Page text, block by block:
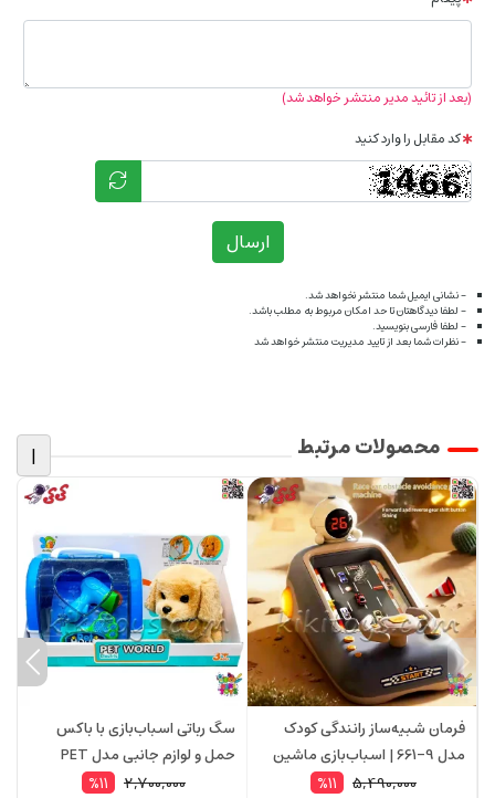
(بعد از تائید مدیر منتشر خواهد شد)
کد مقابل را وارد کنید
ارسال
- نشانی ایمیل شما منتشر نخواهد شد.
- لطفا دیدگاهتان تا حد امکان مربوط به مطلب باشد.
- لطفا فارسی بنویسید.
- نظرات شما بعد از تایید مدیریت منتشر خواهد شد
محصولات مرتبط |
فرمان شبیه‌ساز رانندگی کودک
مدل 9-661 | اسباب‌بازی ماشین
موزیکال با چراغ، حرکت جلو و عقب
5,490,000
%11
سگ رباتی اسباب‌بازی با باکس
حمل و لوازم جانبی مدل PET
WORLD – موزیکال و متحرک 6992,700,000
%11